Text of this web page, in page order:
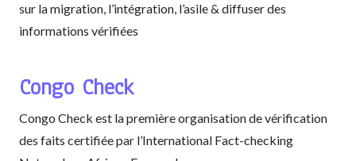
sur la migration, l’intégration, l’asile & diffuser des
informations vérifiées
Congo Check
Congo Check est la première organisation de vérification
des faits certifiée par l’International Fact-checking